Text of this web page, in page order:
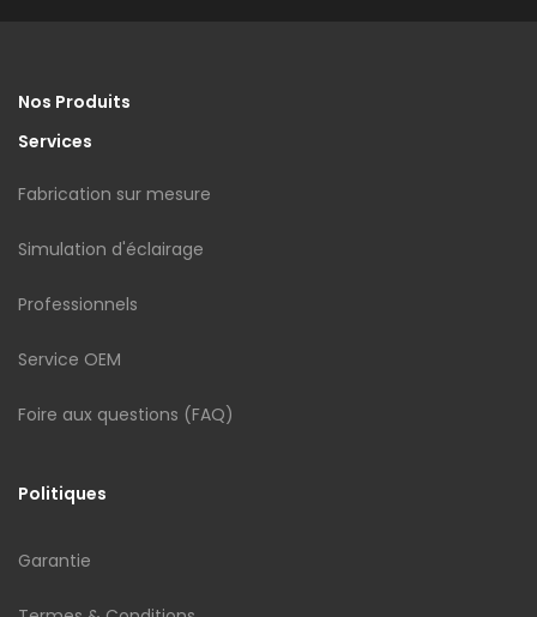
Nos Produits
Services
Fabrication sur mesure
Simulation d'éclairage
Professionnels
Service OEM
Foire aux questions (FAQ)
Politiques
Garantie